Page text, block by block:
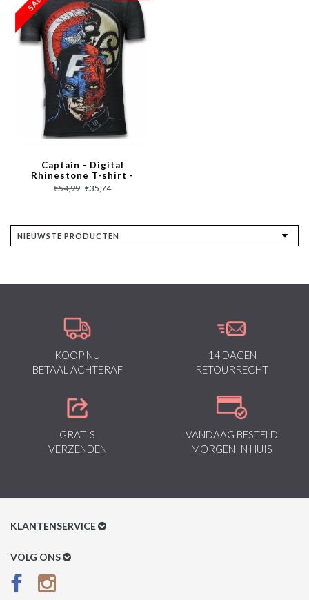
Captain - Digital
Rhinestone T-shirt -
Zwart
€54,99 €35,74
KOOP NU
BETAAL ACHTERAF
14 DAGEN
RETOURRECHT
GRATIS
VERZENDEN
VANDAAG BESTELD
MORGEN IN HUIS
KLANTENSERVICE
Klantenservice
Betaalmethoden
VOLG ONS